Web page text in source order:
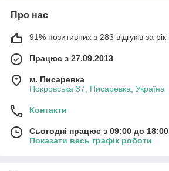
Про нас
91% позитивних з 283 відгуків за рік
Працює з 27.09.2013
м. Писаревка
Покровська 37, Писаревка, Україна
Контакти
Сьогодні працює з 09:00 до 18:00
Показати весь графік роботи